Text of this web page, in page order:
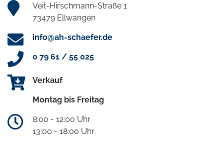
Veit-Hirschmann-Straße 1
73479 Ellwangen
info@ah-schaefer.de
0 79 61 / 55 025
Verkauf
Montag bis Freitag
8:00 - 12:00 Uhr
13:00 - 18:00 Uhr